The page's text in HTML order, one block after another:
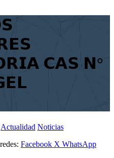
𝗖𝗔𝗦 𝗡°
Actualidad Noticias
Facebook X WhatsApp